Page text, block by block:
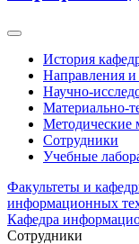
История
Направления и
Научно-
Материально-
Методические
Сотрудники
Учебные
Факультеты и
информационных
Кафедра
Сотрудники